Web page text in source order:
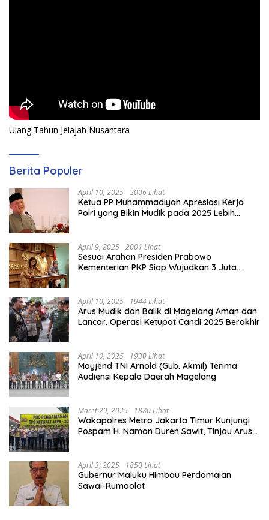
Ulang Tahun Jelajah Nusantara
Berita Populer
April 10, 2025 2006 Lihat
Ketua PP Muhammadiyah Apresiasi Kerja
Polri yang Bikin Mudik pada 2025 Lebih
April 9, 2025 2001 Lihat
Sesuai Arahan Presiden Prabowo
Kementerian PKP Siap Wujudkan 3 Juta
April 10, 2025 1944 Lihat
Arus Mudik dan Balik di Magelang Aman dan
Lancar, Operasi Ketupat Candi 2025 Berakhir
April 10, 2025 1930 Lihat
Mayjend TNI Arnold (Gub. Akmil) Terima
Audiensi Kepala Daerah Magelang
Maret 29, 2025 1880 Lihat
Wakapolres Metro Jakarta Timur Kunjungi
Pospam H. Naman Duren Sawit, Tinjau Arus
April 3, 2025 1850 Lihat
Gubernur Maluku Himbau Perdamaian
Sawai-Rumaolat